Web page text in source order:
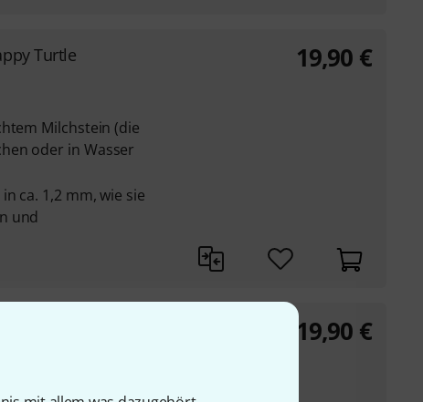
Turtle
Milchstein (die
oder in Wasser
ca. 1,2 mm, wie sie
und
19,90 €
19,90 €